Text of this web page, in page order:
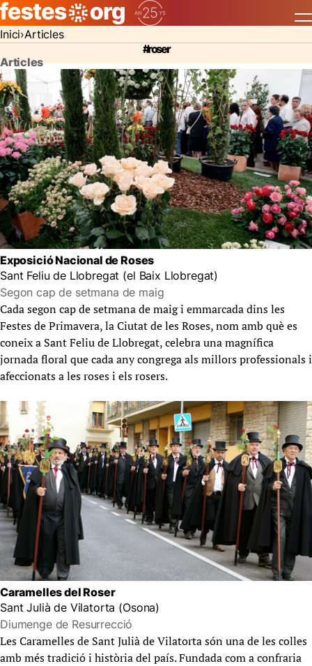
Inici Articles
#roser
Articles
Exposició Nacional de Roses
Sant Feliu de Llobregat (el Baix Llobregat)
Segon cap de setmana de maig
Cada segon cap de setmana de maig i emmarcada dins les
Festes de Primavera, la Ciutat de les Roses, nom amb què es
coneix a Sant Feliu de Llobregat, celebra una magnífica
jornada floral que cada any congrega als millors professionals i
afeccionats a les roses i els rosers.
Caramelles del Roser
Sant Julià de Vilatorta (Osona)
Diumenge de Resurrecció
Les Caramelles de Sant Julià de Vilatorta són una de les colles
amb més tradició i història del país. Fundada com a confraria